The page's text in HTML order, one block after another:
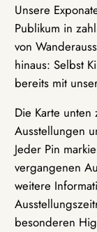
Unsere
Publikum in
von
hinaus: Selbst
bereits mit
Die Karte
Ausstellungen
Jeder Pin
vergangenen
weitere
besonderen